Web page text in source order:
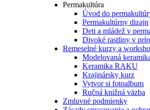
Permakultúra
Úvod do
Permakultúrny dizajn
Deti a mládež v
Divoké rastliny v
Remeselné kurzy a
Modelovaná
Keramika RAKU
Krajinársky kurz
Vytvor si fotoalbum
Ručná knižná väzba
Zmluvné podmienky